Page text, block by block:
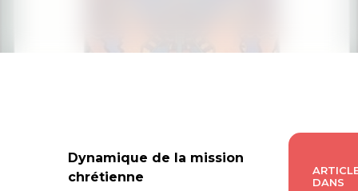
Dynamique de la mission
chrétienne
DANS